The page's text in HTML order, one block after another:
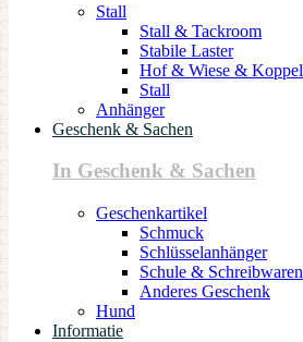
Stall
Stall & Tackroom
Stabile Laster
Hof & Wiese & Koppel
Stall
Anhänger
Geschenk & Sachen
In Geschenk & Sachen
Geschenkartikel
Schmuck
Schlüsselanhänger
Schule & Schreibwaren
Anderes Geschenk
Hund
Informatie